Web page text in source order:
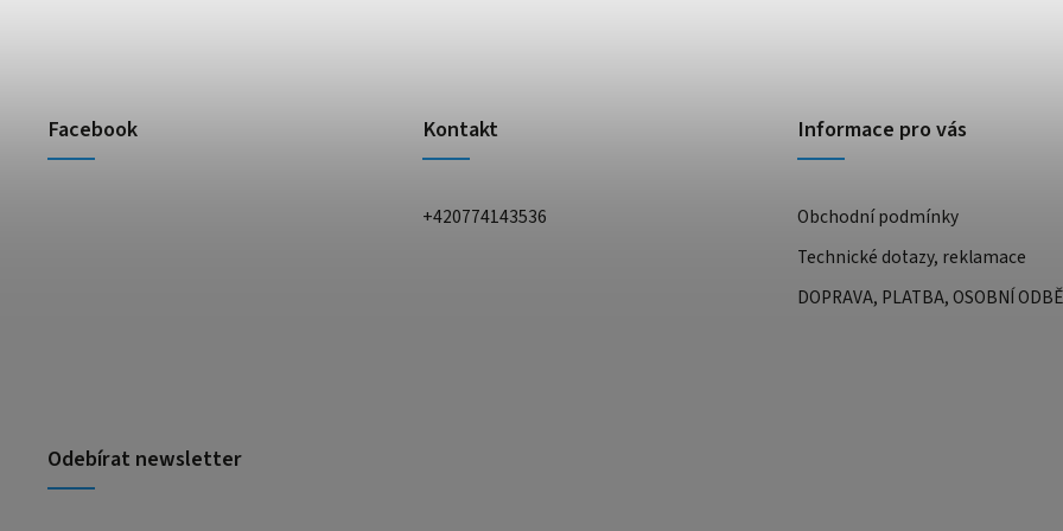
Facebook Kontakt
+420774143536
Informace pro vás
Obchodní podmínky
Technické dotazy, reklamace
DOPRAVA, PLATBA, OSOBNÍ
Odebírat newsletter